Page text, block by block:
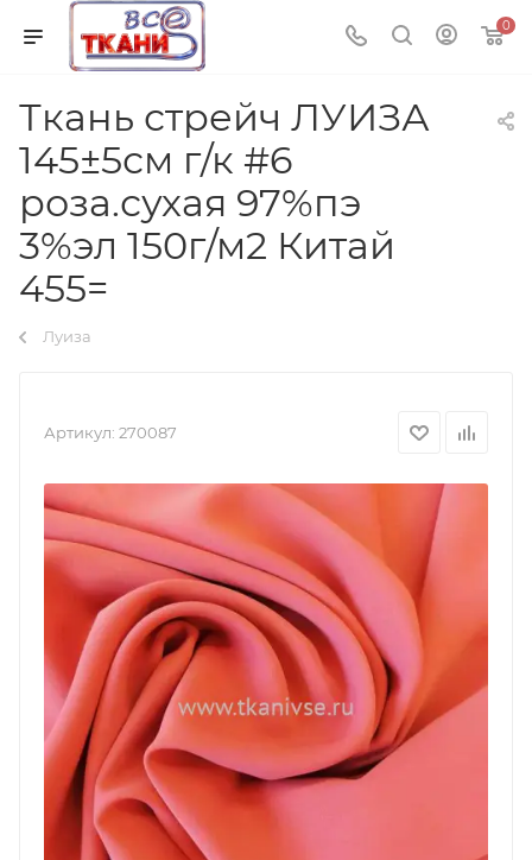
0
Ткань стрейч ЛУИЗА
145±5см г/к #6
роза.сухая 97%пэ
3%эл 150г/м2 Китай
455=
Луиза
Артикул: 270087